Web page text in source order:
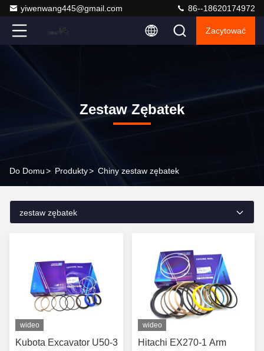
yiwenwang445@gmail.com 86--18620174972
Zacytować
Zestaw Zębatek
Do Domu> Produkty> Chiny zestaw zębatek
zestaw zębatek
wideo
Kubota Excavator U50-3
wideo
Hitachi EX270-1 Arm